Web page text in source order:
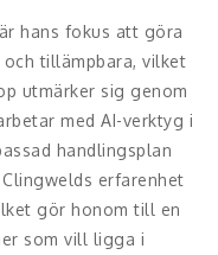
hans fokus att göra
tillämpbara, vilket
utmärker sig genom
med AI-verktyg i
handlingsplan
erfarenhet
gör honom till en
som vill ligga i